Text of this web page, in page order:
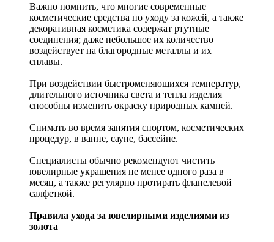
Важно помнить, что многие современные
косметические средства по уходу за кожей, а также
декоративная косметика содержат ртутные
соединения; даже небольшое их количество
воздействует на благородные металлы и их
сплавы.
При воздействии быстроменяющихся температур,
длительного источника света и тепла изделия
способны изменить окраску природных камней.
Снимать во время занятия спортом, косметических
процедур, в ванне, сауне, бассейне.
Специалисты обычно рекомендуют чистить
ювелирные украшения не менее одного раза в
месяц, а также регулярно протирать фланелевой
салфеткой.
Правила ухода за ювелирными изделиями из
золота